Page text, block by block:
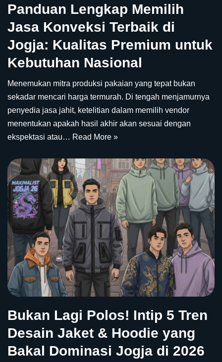
Panduan Lengkap Memilih
Jasa Konveksi Terbaik di
Jogja: Kualitas Premium untuk
Kebutuhan Nasional
Menemukan mitra produksi pakaian yang tepat bukan
sekadar mencari harga termurah. Di tengah menjamurnya
penyedia jasa jahit, ketelitian dalam memilih vendor
menentukan apakah hasil akhir akan sesuai dengan
ekspektasi atau… Read More »
Bukan Lagi Polos! Intip 5 Tren
Desain Jaket & Hoodie yang
Bakal Dominasi Jogja di 2026